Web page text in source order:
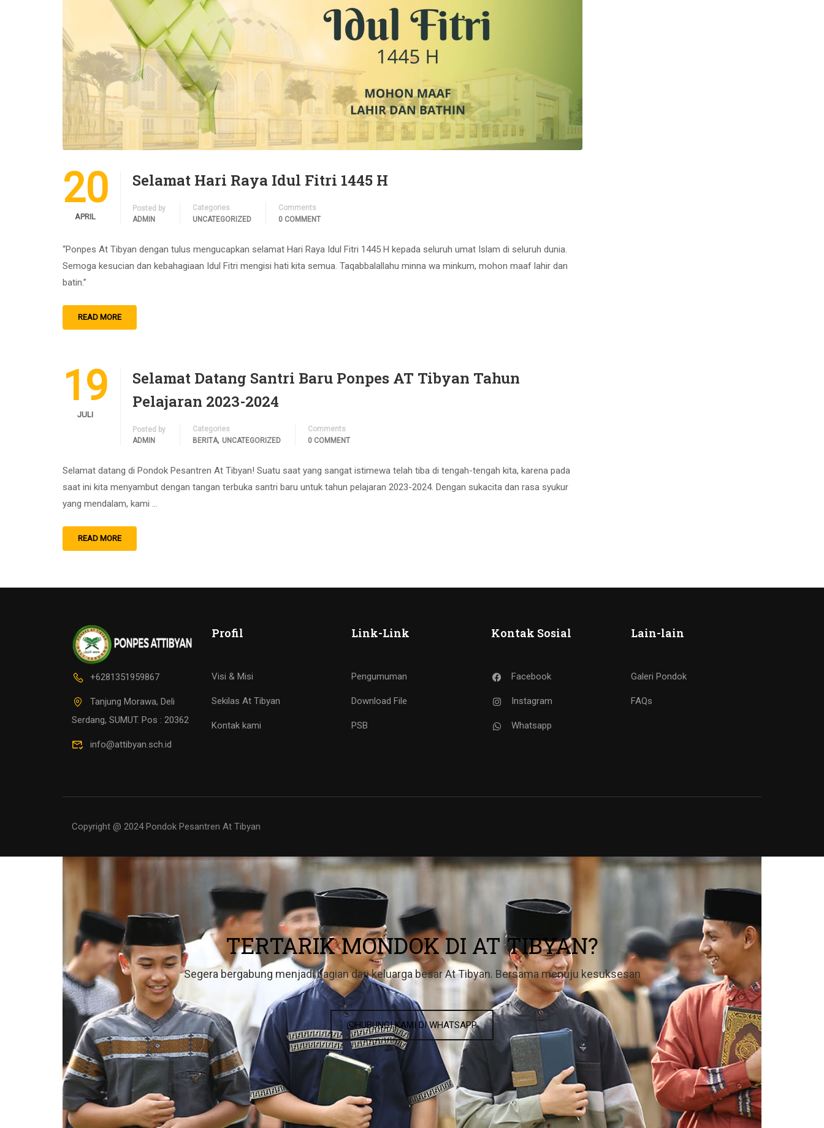
20
APRIL
Selamat Hari Raya Idul Fitri 1445 H
Posted by
ADMIN
Categories
UNCATEGORIZED
Comments
0 COMMENT
“Ponpes At Tibyan dengan tulus mengucapkan selamat Hari Raya Idul Fitri 1445 H kepada seluruh umat Islam di seluruh dunia.
Semoga kesucian dan kebahagiaan Idul Fitri mengisi hati kita semua. Taqabbalallahu minna wa minkum, mohon maaf lahir dan
batin.”
READ MORE
19
JULI
Selamat Datang Santri Baru Ponpes AT Tibyan Tahun
Pelajaran 2023-2024
Posted by
ADMIN
Categories
BERITA, UNCATEGORIZED
Comments
0 COMMENT
Selamat datang di Pondok Pesantren At Tibyan! Suatu saat yang sangat istimewa telah tiba di tengah-tengah kita, karena pada
saat ini kita menyambut dengan tangan terbuka santri baru untuk tahun pelajaran 2023-2024. Dengan sukacita dan rasa syukur
yang mendalam, kami …
READ MORE
+6281351959867
Tanjung Morawa, Deli
Serdang, SUMUT. Pos : 20362
info@attibyan.sch.id
Profil
Visi & Misi
Sekilas At Tibyan
Kontak kami
Link-Link
Pengumuman
Download File
PSB
Kontak Sosial
Facebook
Instagram
Whatsapp
Lain-lain
Galeri Pondok
FAQs
Copyright @ 2024 Pondok Pesantren At Tibyan
TERTARIK MONDOK DI AT TIBYAN?
Segera bergabung menjadi bagian dari keluarga besar At Tibyan. Bersama menuju kesuksesan
HUBUNGI KAMI DI WHATSAPP